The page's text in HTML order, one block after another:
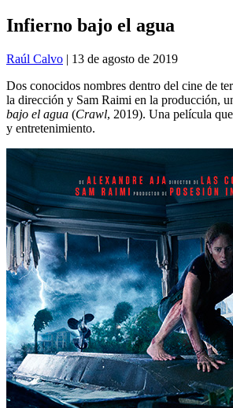
Infierno bajo el agua
Raúl Calvo | 13 de agosto de 2019
Dos conocidos nombres dentro del cine de
la dirección y Sam Raimi en la producción,
bajo el agua (Crawl, 2019). Una película
y entretenimiento.